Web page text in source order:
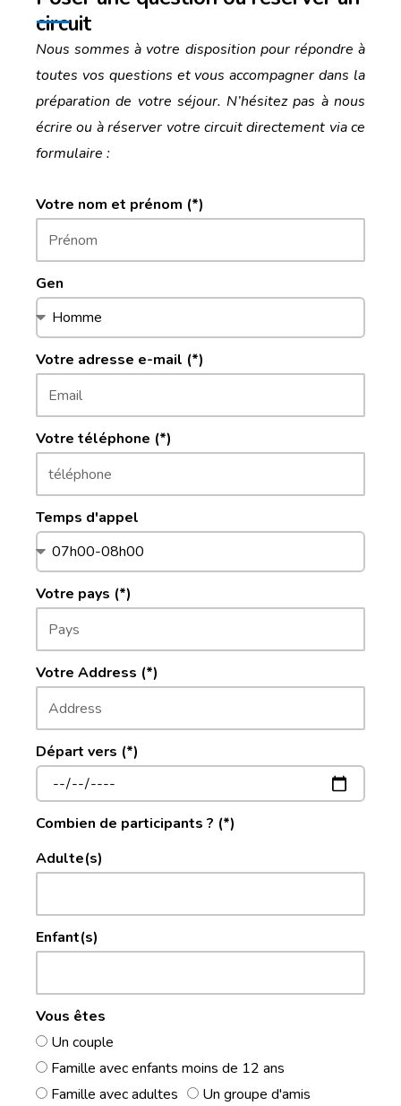
circuit
Nous sommes à votre disposition pour répondre à
toutes vos questions et vous accompagner dans la
préparation de votre séjour. N’hésitez pas à nous
écrire ou à réserver votre circuit directement via ce
formulaire :
Votre nom et prénom (*)
Gen
Votre adresse e-mail (*)
Votre téléphone (*)
Temps d'appel
Votre pays (*)
Votre Address (*)
Départ vers (*)
Combien de participants ? (*)
Adulte(s)
Enfant(s)
Vous êtes
Un couple
Famille avec enfants moins de 12 ans
Famille avec adultes
Un groupe d'amis